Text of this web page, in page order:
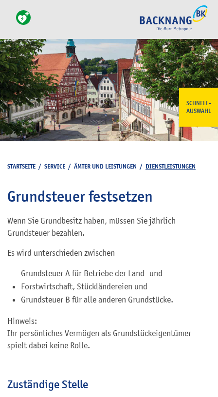
SCHNELL-
AUSWAHL
STARTSEITE / SERVICE / ÄMTER UND LEISTUNGEN / DIENSTLEISTUNGEN
Grundsteuer festsetzen
Wenn Sie Grundbesitz haben, müssen Sie jährlich
Grundsteuer bezahlen.
Es wird unterschieden zwischen
Grundsteuer A für Betriebe der Land- und
Forstwirtschaft, Stückländereien und
Grundsteuer B für alle anderen Grundstücke.
Hinweis:
Ihr persönliches Vermögen als Grundstückeigentümer
spielt dabei keine Rolle.
Zuständige Stelle